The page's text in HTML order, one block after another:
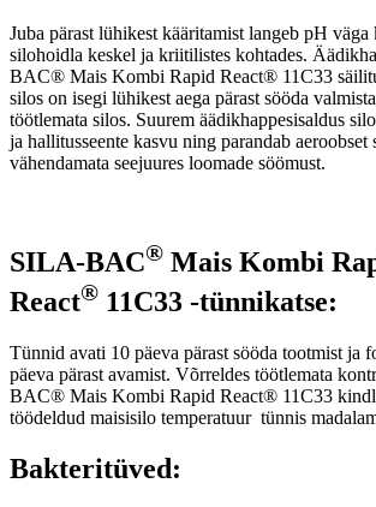
Juba pärast lühikest kääritamist langeb pH
silohoidla keskel ja kriitilistes kohtades.
BAC® Mais Kombi Rapid React® 11C33
silos on isegi lühikest aega pärast sööda
töötlemata silos. Suurem äädikhappesisaldus
ja hallitusseente kasvu ning parandab aeroobset
vähendamata seejuures loomade söömust.
SILA-BAC® Mais Kombi
React® 11C33 -tünnikatse:
Tünnid avati 10 päeva pärast sööda tootmist ja
päeva pärast avamist. Võrreldes töötlemata
BAC® Mais Kombi Rapid React® 11C33
töödeldud maisisilo temperatuur tünnis
Bakteritüved: